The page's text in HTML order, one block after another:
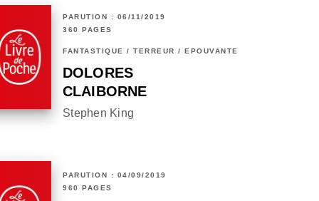
PARUTION : 06/11/2019
360 PAGES
FANTASTIQUE / TERREUR / EPOUVANTE
DOLORES
CLAIBORNE
Stephen King
PARUTION : 04/09/2019
960 PAGES